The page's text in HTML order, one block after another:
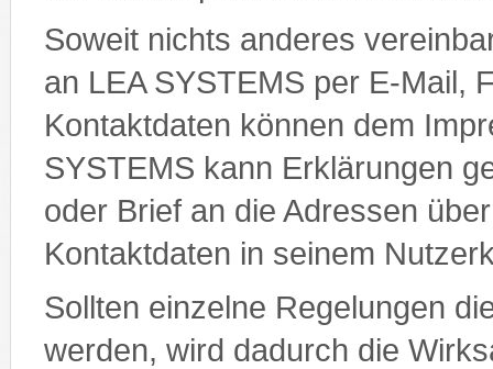
Soweit nichts anderes
an LEA SYSTEMS per E-Mail,
Kontaktdaten können dem
SYSTEMS kann Erklärungen
oder Brief an die Adressen
Kontaktdaten in seinem
Sollten einzelne Regelungen
werden, wird dadurch die